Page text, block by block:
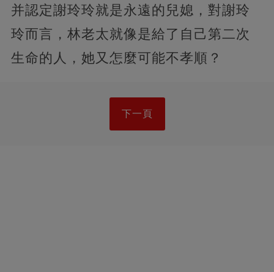
并認定謝玲玲就是永遠的兒媳，對謝玲
玲而言，林老太就像是給了自己第二次
生命的人，她又怎麼可能不孝順？
下一頁